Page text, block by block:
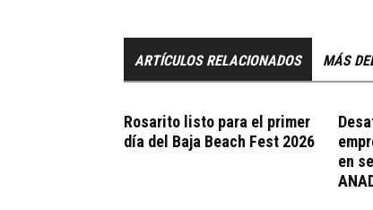
ARTÍCULOS RELACIONADOS MÁS
Rosarito listo para el primer
día del Baja Beach Fest 2026
en